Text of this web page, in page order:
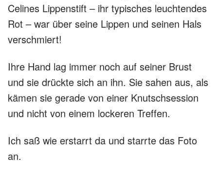
Celines Lippenstift – ihr typisches leuchtendes
Rot – war über seine Lippen und seinen Hals
verschmiert!
Ihre Hand lag immer noch auf seiner Brust
und sie drückte sich an ihn. Sie sahen aus, als
kämen sie gerade von einer Knutschsession
und nicht von einem lockeren Treffen.
Ich saß wie erstarrt da und starrte das Foto
an.